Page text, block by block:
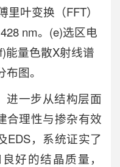
叶变换（FFT）
nm。(e)选区电
能量色散X射线谱
布图。
进一步从结构层面
合理性与掺杂有效
EDS，系统证实了
好的结晶质量，